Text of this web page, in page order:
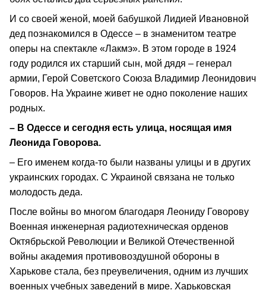
И со своей женой, моей бабушкой Лидией Ивановной
дед познакомился в Одессе – в знаменитом театре
оперы на спектакле «Лакмэ». В этом городе в 1924
году родился их старший сын, мой дядя – генерал
армии, Герой Советского Союза Владимир Леонидович
Говоров. На Украине живет не одно поколение наших
родных.
– В Одессе и сегодня есть улица, носящая имя
Леонида Говорова.
– Его именем когда-то были названы улицы и в других
украинских городах. С Украиной связана не только
молодость деда.
После войны во многом благодаря Леониду Говорову
Военная инженерная радиотехническая орденов
Октябрьской Революции и Великой Отечественной
войны академия противовоздушной обороны в
Харькове стала, без преувеличения, одним из лучших
военных учебных заведений в мире. Харьковская